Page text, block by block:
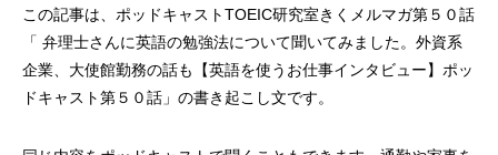
この記事は、ポッドキャストTOEIC研究室きくメルマガ第５０話
「 弁理士さんに英語の勉強法について聞いてみました。外資系
企業、大使館勤務の話も【英語を使うお仕事インタビュー】ポッ
ドキャスト第５０話」の書き起こし文です。